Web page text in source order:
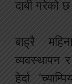
दाबी गरेको
बाह्रै
व्यवस्थापन
हेर्दा